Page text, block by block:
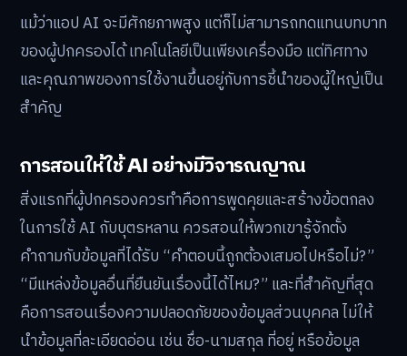
แม้ว่าแอป AI จะมีศักยภาพสูง แต่ก็ไม่สามารถทดแทนบทบาท
ของผู้ปกครองได้ เทคโนโลยีเป็นเพียงเครื่องมือ แต่ทิศทาง
และคุณภาพของการใช้งานขึ้นอยู่กับการชี้นำของผู้ใหญ่เป็น
สำคัญ
การสอนให้ใช้ AI อย่างมีวิจารณญาณ
สิ่งแรกที่ผู้ปกครองควรทำคือการพูดคุยและสร้างข้อตกลง
ในการใช้ AI กับบุตรหลาน ควรสอนให้พวกเขารู้จักตั้ง
คำถามกับข้อมูลที่ได้รับ “คำตอบนี้ถูกต้องเสมอไปหรือไม่?”
“มีแหล่งข้อมูลอื่นที่ยืนยันเรื่องนี้ได้ไหม?” และที่สำคัญที่สุด
คือการสอนเรื่องความปลอดภัยของข้อมูลส่วนบุคคล ไม่ให้
นำข้อมูลที่ละเอียดอ่อน เช่น ชื่อ-นามสกุล ที่อยู่ หรือข้อมูล